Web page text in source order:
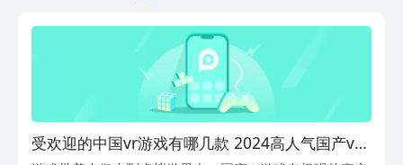
受欢迎的中国vr游戏有哪几款 2024高人气国产vr